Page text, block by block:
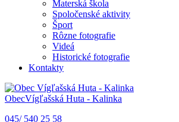
Materská škola
Spoločenské aktivity
Šport
Rôzne fotografie
Videá
Historické fotografie
Kontakty
ObecVígľašská Huta - Kalinka
045/ 540 25 58